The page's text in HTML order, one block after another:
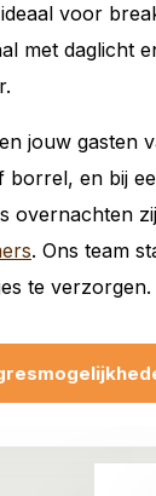
voor
met daglicht
jouw gasten
borrel, en bij
overnachten
. Ons team
te verzorgen.